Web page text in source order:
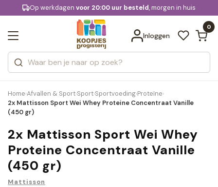
Gratis bezorging
KD.
extra
Op werkdagenvoor 20:00 uur besteld, morgen in huis
Inloggen
0
Zoeken
Categorieën
Merken
Bekijk alle resultaten
Home›Afvallen & Sport›Sport›Sportvoeding›Proteïne›
2x Mattisson Sport Wei Whey Proteine Concentraat Vanille
(450 gr)
2x Mattisson Sport Wei Whey
Proteine Concentraat Vanille
(450 gr)
Mattisson